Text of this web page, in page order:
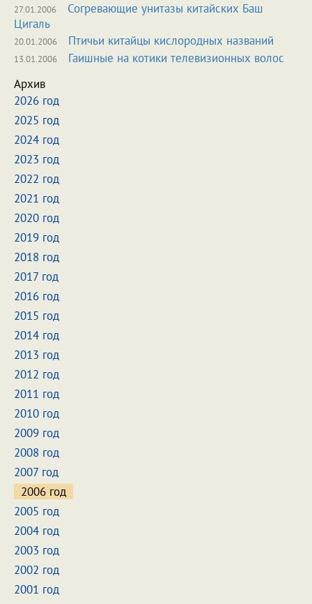
27.01.2006
Согревающие унитазы китайских Баш
Цигаль
20.01.2006 Птичьи китайцы кислородных названий
13.01.2006
Гаишные на котики телевизионных волос
Архив
2026 год
2025 год
2024 год
2023 год
2022 год
2021 год
2020 год
2019 год
2018 год
2017 год
2016 год
2015 год
2014 год
2013 год
2012 год
2011 год
2010 год
2009 год
2008 год
2007 год
2006 год
2005 год
2004 год
2003 год
2002 год
2001 год